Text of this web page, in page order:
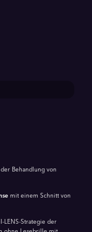
Behandlung von
mit einem Schnitt von
LENS-Strategie der